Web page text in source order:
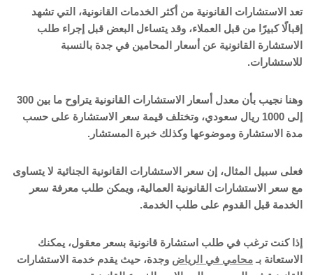
تعد الاستشارات القانونية من أكثر الخدمات القانونية، التي تشهد
إقبالًا كبيرًا من قبل العملاء، وقد يتساءل البعض قبل إجراء طلب
الاستشارة القانونية عن أسعار المحامين في جدة بالنسبة
للاستشارات.
وهنا نجيب بأن معدل أسعار الاستشارات القانونية يتراوح ما بين 300
إلى 1000 ريال سعودي، وتختلف قيمة سعر الاستشارة على حسب
مدة الاستشارة وموضوعها وكذلك خبرة المستشار.
فعلى سبيل المثال، إن سعر الاستشارات القانونية الجنائية لا يتساوى
مع سعر الاستشارات القانونية العمالية، ويمكن طلب معرفة سعر
الخدمة قبل القدوم على طلب الخدمة.
إذا كنت ترغب في طلب استشارة قانونية بسعر معقول، يمكنك
الاستعانة بـ محامي في الرياض وجدة، حيث يقدم خدمة الاستشارات